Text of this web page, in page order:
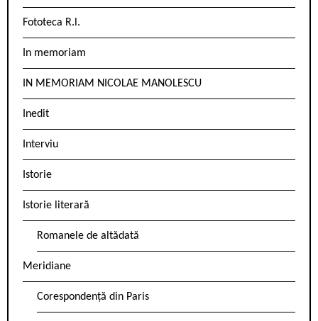
Fototeca R.l.
In memoriam
IN MEMORIAM NICOLAE MANOLESCU
Inedit
Interviu
Istorie
Istorie literară
Romanele de altădată
Meridiane
Corespondență din Paris